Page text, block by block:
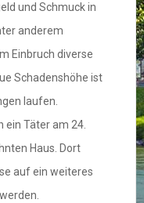
und Schmuck in
anderem
Einbruch diverse
Schadenshöhe ist
laufen.
ein Täter am 24.
Haus. Dort
auf ein weiteres